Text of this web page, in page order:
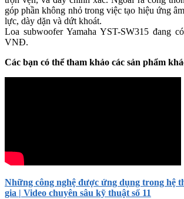
góp phần không nhỏ trong việc tạo hiệu ứng
lực, dày dặn và dứt khoát.
Loa subwoofer Yamaha YST-SW315 đang
VNĐ.
Các bạn có thể tham khảo các sản phẩm
Những công nghệ được ứng dụng trong hệ
gia | Video chuyên sâu kỹ thuật số 11